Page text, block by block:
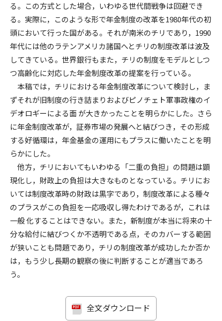
る。この方式とした場合，いわゆる世代間戦争は回避でき
る。実際に，このような形で年金制度の改革を1980年代の初
頭において行った国がある。それが南米のチリであり，1990
年代には他のラテンアメリカ諸国へとチリの制度改革は波及
してきている。世界銀行もまた，チリの制度をモデルとしつ
つ高齢化に対応した年金制度改革の提案を行っている。
本稿では，チリにおける年金制度改革について検討し，ま
ずそれが旧制度の行き詰まりおよびピノチェト軍事政権のイ
デオロギーによる面 が大きかったことを明らかにした。さら
に年金制度改革が，証券市場の発展へと結びつき，その形成
する好循環は，年金基金の運用にもプラスに働いたことを明
らかにした。
他方，チリにおいてもいわゆる「二重の負担」の問題は顕
現化し，財政上の負担は大きなものとなっている。チリにお
いては制度改革時の財政は黒字であり，制度改革による種々
のプラスがこの負担を一応吸収し得たわけであるが，これは
一般 化することはできない。また，新制度が本当に将来の十
分な給付に結びつくか不透明である点，そのカバーする範囲
が狭いことも問題であり，チリの制度改革が成功したか否か
は，もう少し長期の観察の後に判断することが適当であろ
う。
全文ダウンロード